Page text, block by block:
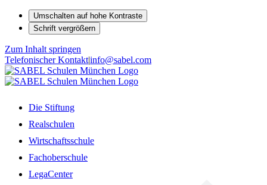
Umschalten auf hohe Kontraste
Schrift vergrößern
Zum Inhalt springen
Telefonischer Kontakt|info@sabel.com
Die Stiftung
Realschulen
Wirtschaftsschule
Fachoberschule
LegaCenter